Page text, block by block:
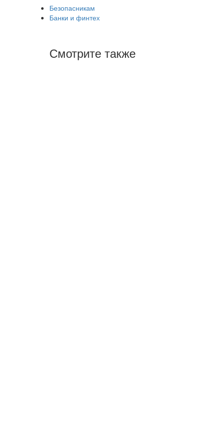
Безопасникам
Банки и финтех
Смотрите также